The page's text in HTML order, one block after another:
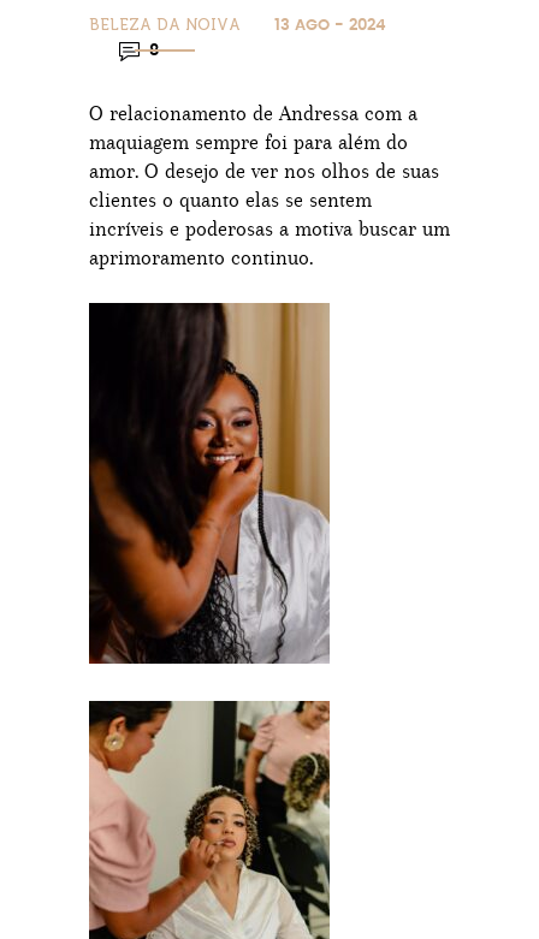
BELEZA DA NOIVA
13 AGO - 2024
8
O relacionamento de Andressa com a
maquiagem sempre foi para além do
amor. O desejo de ver nos olhos de suas
clientes o quanto elas se sentem
incríveis e poderosas a motiva buscar um
aprimoramento continuo.